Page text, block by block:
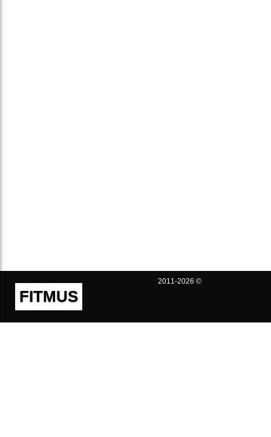
FITMUS
2011-2026 ©